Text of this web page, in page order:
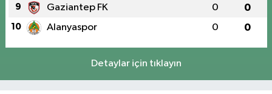
9 Gaziantep FK 0 0
10 Alanyaspor 0 0
Detaylar için tıklayın